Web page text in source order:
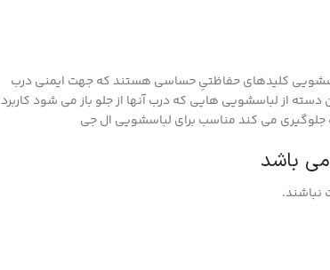
کلیدهای حفاظتیِ حساسی هستند که جهت ایمنی درب
از لباسشویی هایی که درب آنها از جلو باز می شود کاربرد
می کند مناسب برای لباسشویی ال جی
باشد